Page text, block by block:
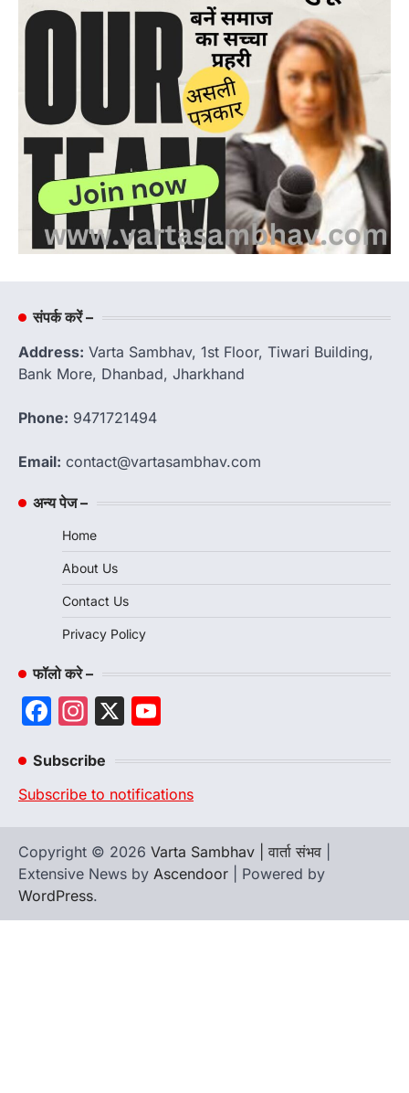
संपर्क करें –
Address: Varta Sambhav, 1st Floor, Tiwari Building,
Bank More, Dhanbad, Jharkhand
Phone: 9471721494
Email: contact@vartasambhav.com
अन्य पेज –
Home
About Us
Contact Us
Privacy Policy
फॉलो करे –
Facebook
Instagram
X
Subscribe
Subscribe to notifications
Copyright © 2026 Varta Sambhav | वार्ता संभव
Extensive News by Ascendoor | Powered by
WordPress.